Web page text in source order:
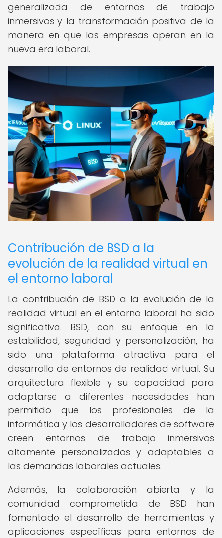
generalizada de entornos de trabajo
inmersivos y la transformación positiva de la
manera en que las empresas operan en la
nueva era laboral.
Contribución de BSD a la
evolución de la realidad virtual en
el entorno laboral
La contribución de BSD a la evolución de la
realidad virtual en el entorno laboral ha sido
significativa. BSD, con su enfoque en la
estabilidad, seguridad y personalización, ha
sido una plataforma atractiva para el
desarrollo de entornos de realidad virtual. Su
arquitectura flexible y su capacidad para
adaptarse a diferentes necesidades han
permitido que los profesionales de la
informática y los desarrolladores de software
creen entornos de trabajo inmersivos
altamente personalizados y adaptables a
las demandas laborales actuales.
Además, la colaboración abierta y la
comunidad comprometida de BSD han
fomentado el desarrollo de herramientas y
aplicaciones específicas para entornos de